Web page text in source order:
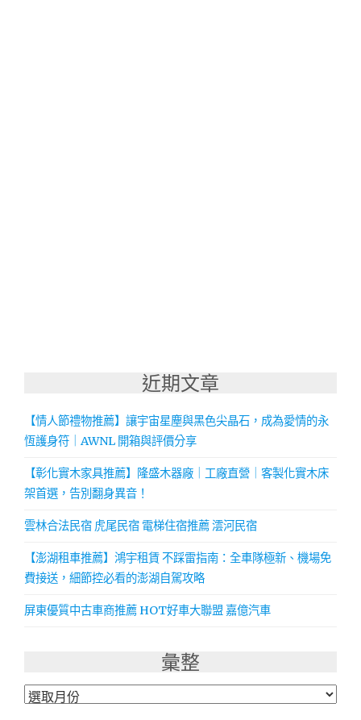
近期文章
【情人節禮物推薦】讓宇宙星塵與黑色尖晶石，成為愛情的永
恆護身符｜AWNL 開箱與評價分享
【彰化實木家具推薦】隆盛木器廠｜工廠直營｜客製化實木床
架首選，告別翻身異音！
雲林合法民宿 虎尾民宿 電梯住宿推薦 澐河民宿
【澎湖租車推薦】鴻宇租賃 不踩雷指南：全車隊極新、機場免
費接送，細節控必看的澎湖自駕攻略
屏東優質中古車商推薦 HOT好車大聯盟 嘉億汽車
彙整
彙